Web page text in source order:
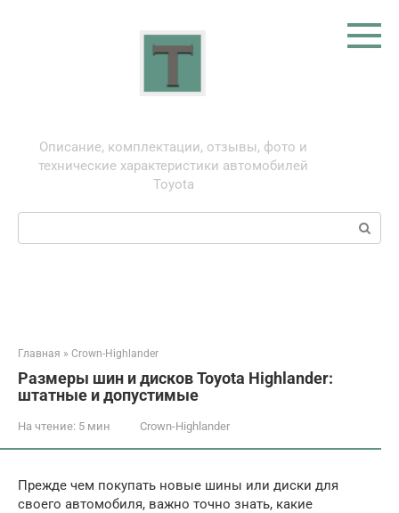
Описание, комплектации, отзывы, фото и
технические характеристики автомобилей
Toyota
Поиск:
Главная » Crown-Highlander
Размеры шин и дисков Toyota Highlander:
штатные и допустимые
На чтение: 5 мин Crown-Highlander
Прежде чем покупать новые шины или диски для
своего автомобиля, важно точно знать, какие